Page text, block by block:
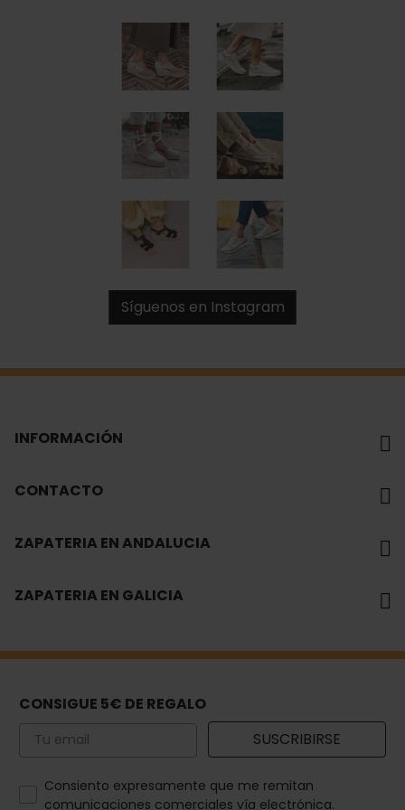
Síguenos en Instagram
INFORMACIÓN
CONTACTO
ZAPATERIA EN ANDALUCIA
ZAPATERIA EN GALICIA
CONSIGUE 5€ DE REGALO
Email SUSCRIBIRSE
How would you like to hear from us?
Consiento expresamente que me remitan
comunicaciones comerciales vía electrónica.